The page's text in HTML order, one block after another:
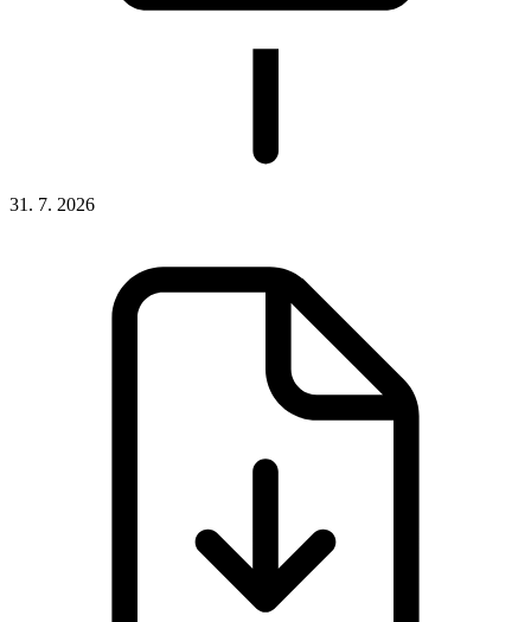
31. 7. 2026